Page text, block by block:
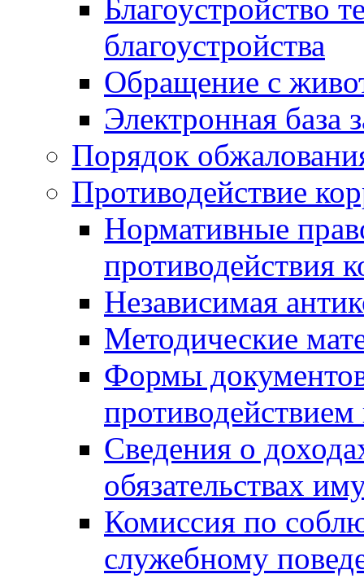
Благоустройство
благоустройства
Обращение с
Электронная база
Порядок
Противодействие
Нормативные
противодействия
Независимая
Методические
Формы
Сведения о
обязательствах
Комиссия по
служебному